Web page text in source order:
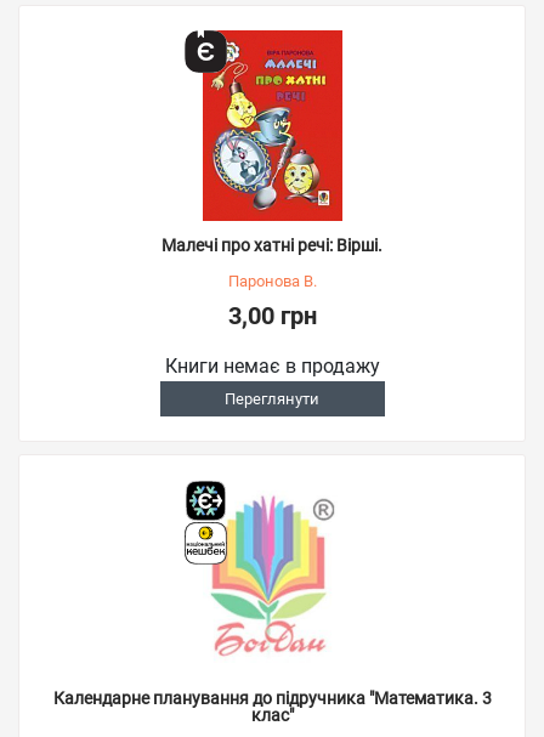
Малечі про хатні речі: Вірші.
Паронова В.
3,00 грн
Книги немає в продажу
Переглянути
Календарне планування до підручника "Математика. 3
клас"